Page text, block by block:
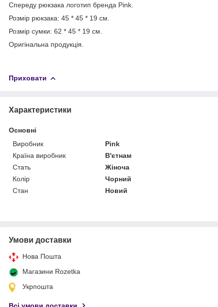
Спереду рюкзака логотип бренда Pink.
Розмір рюкзака: 45 * 45 * 19 см.
Розмір сумки: 62 * 45 * 19 см.
Оригінальна продукція.
Приховати
Характеристики
Основні
Виробник
Pink
Країна виробник
В'єтнам
Стать
Жіноча
Колір
Чорний
Стан
Новий
Умови доставки
Нова Пошта
Магазини Rozetka
Укрпошта
Всі умови доставки